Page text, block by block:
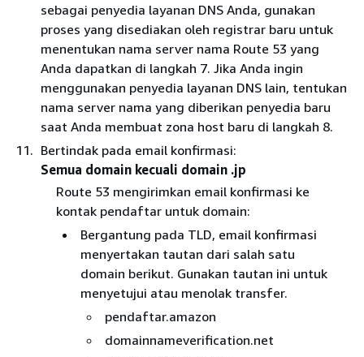
sebagai penyedia layanan DNS Anda, gunakan
proses yang disediakan oleh registrar baru untuk
menentukan nama server nama Route 53 yang
Anda dapatkan di langkah 7. Jika Anda ingin
menggunakan penyedia layanan DNS lain, tentukan
nama server nama yang diberikan penyedia baru
saat Anda membuat zona host baru di langkah 8.
Bertindak pada email konfirmasi:
Semua domain kecuali domain .jp
Route 53 mengirimkan email konfirmasi ke
kontak pendaftar untuk domain:
Bergantung pada TLD, email konfirmasi
menyertakan tautan dari salah satu
domain berikut. Gunakan tautan ini untuk
menyetujui atau menolak transfer.
pendaftar.amazon
domainnameverification.net